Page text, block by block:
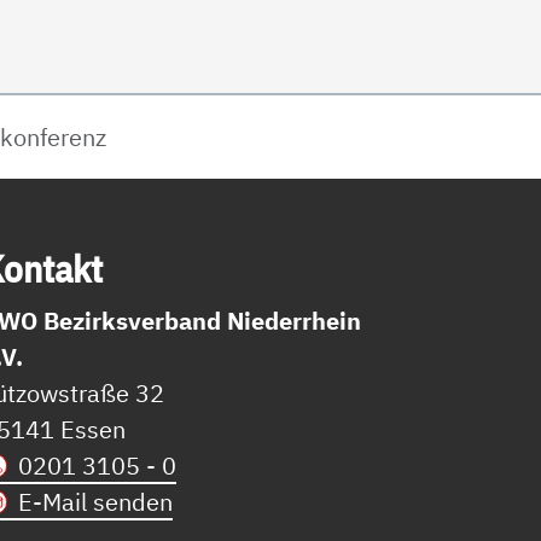
Bezirksverband Niederrhein
32
Essen
0201 3105 - 0
E-Mail senden